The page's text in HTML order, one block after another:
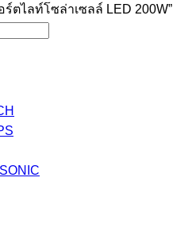
ร์ตไลท์โซล่าเซลล์ LED 200W”